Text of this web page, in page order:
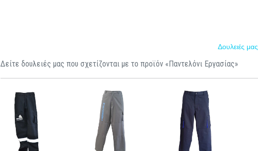
Δουλειές μας
Δείτε δουλειές μας που σχετίζονται με το προϊόν «Παντελόνι Εργασίας»